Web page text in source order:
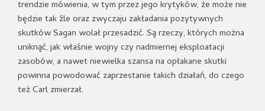
trendzie mówienia, w tym przez jego krytyków, że może nie
będzie tak źle oraz zwyczaju zakładania pozytywnych
skutków Sagan wolał przesadzić. Są rzeczy, których można
uniknąć, jak właśnie wojny czy nadmiernej eksploatacji
zasobów, a nawet niewielka szansa na opłakane skutki
powinna powodować zaprzestanie takich działań, do czego
też Carl zmierzał.